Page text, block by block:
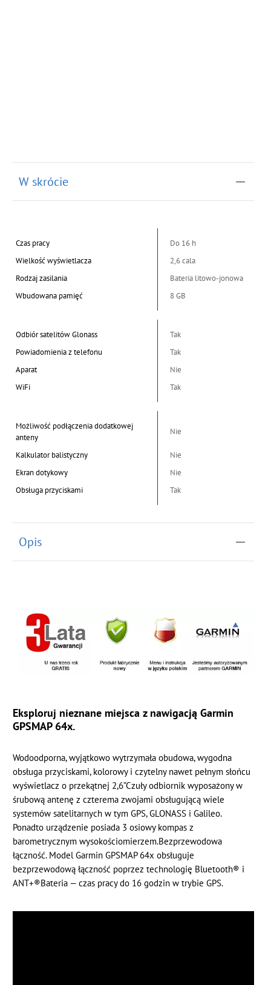
W skrócie
Czas pracy
Do 16 h
Wielkość wyświetlacza
2,6 cala
Rodzaj zasilania
Bateria litowo-jonowa
Wbudowana pamięć
8 GB
Odbiór satelitów Glonass
Tak
Powiadomienia z telefonu
Tak
Aparat
Nie
WiFi
Tak
Możliwość podłączenia dodatkowej
anteny
Nie
Kalkulator balistyczny
Nie
Ekran dotykowy
Nie
Obsługa przyciskami
Tak
Opis
Eksploruj nieznane miejsca z nawigacją Garmin
GPSMAP 64x.
Wodoodporna, wyjątkowo wytrzymała obudowa, wygodna
obsługa przyciskami, kolorowy i czytelny nawet pełnym słońcu
wyświetlacz o przekątnej 2,6”Czuły odbiornik wyposażony w
śrubową antenę z czterema zwojami obsługującą wiele
systemów satelitarnych w tym GPS, GLONASS i Galileo.
Ponadto urządzenie posiada 3 osiowy kompas z
barometrycznym wysokościomierzem.Bezprzewodowa
łączność. Model Garmin GPSMAP 64x obsługuje
bezprzewodową łączność poprzez technologię Bluetooth® i
ANT+®Bateria — czas pracy do 16 godzin w trybie GPS.